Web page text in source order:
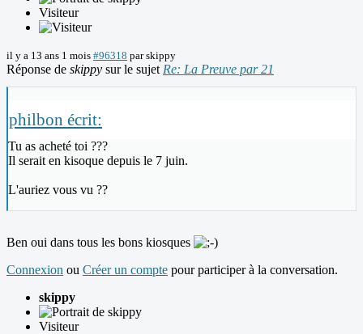
Visiteur
il y a 13 ans 1 mois #96318 parskippy
Réponse de skippy sur le sujet Re: La Preuve par 21
philbon écrit:
Tu as acheté toi ???
Il serait en kisoque depuis le 7 juin.
L'auriez vous vu ??
Ben oui dans tous les bons kiosques
Connexion ou Créer un compte pour participer à la conversation.
skippy
Visiteur